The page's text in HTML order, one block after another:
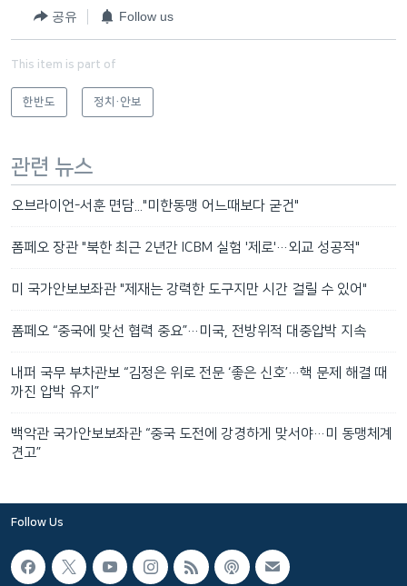
공유 Follow us
This item is part of
한반도 정치·안보
관련 뉴스
오브라이언-서훈 면담..."미한동맹 어느때보다 굳건"
폼페오 장관 "북한 최근 2년간 ICBM 실험 '제로'…외교 성공적"
미 국가안보보좌관 "제재는 강력한 도구지만 시간 걸릴 수 있어"
폼페오 “중국에 맞선 협력 중요”…미국, 전방위적 대중압박 지속
내퍼 국무 부차관보 “김정은 위로 전문 ‘좋은 신호’…핵 문제 해결 때
까진 압박 유지”
백악관 국가안보보좌관 “중국 도전에 강경하게 맞서야…미 동맹체계
견고”
Follow Us